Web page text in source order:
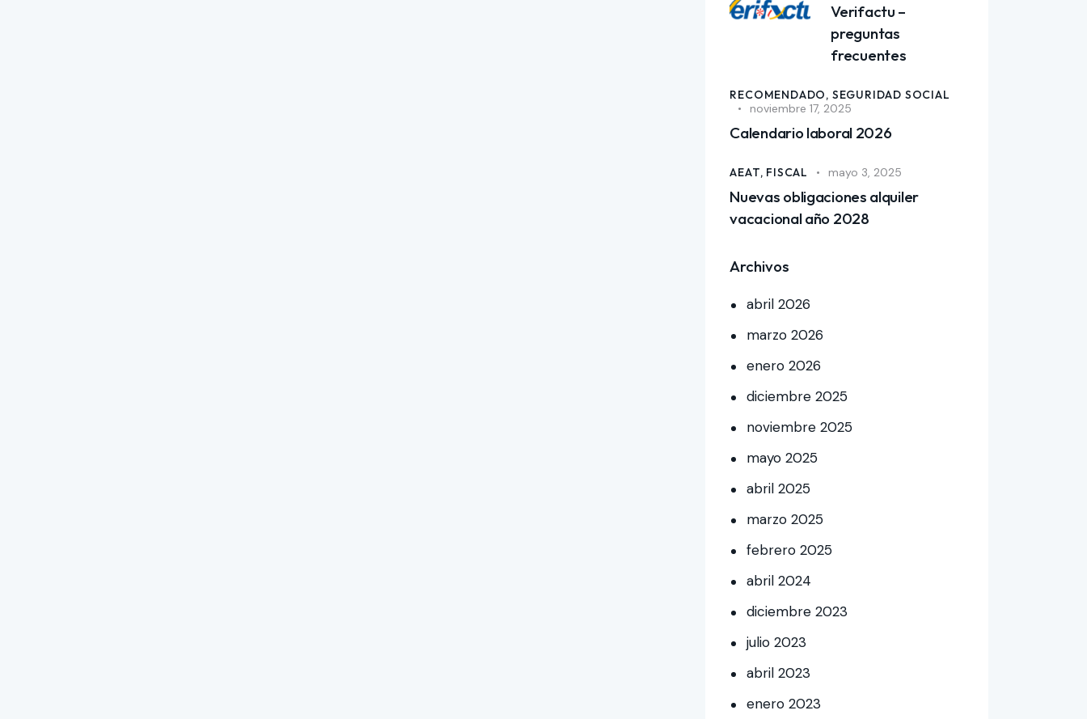
Verifactu –
preguntas
frecuentes
RECOMENDADO, SEGURIDAD SOCIAL
noviembre 17, 2025
Calendario laboral 2026
AEAT, FISCAL mayo 3, 2025
Nuevas obligaciones alquiler
vacacional año 2028
Archivos
abril 2026
marzo 2026
enero 2026
diciembre 2025
noviembre 2025
mayo 2025
abril 2025
marzo 2025
febrero 2025
abril 2024
diciembre 2023
julio 2023
abril 2023
enero 2023